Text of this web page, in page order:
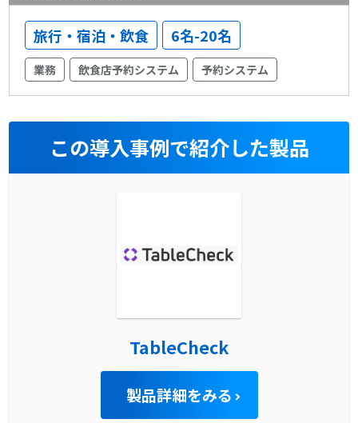
旅行・宿泊・飲食 6名-20名
業務 飲食店予約システム 予約システム
この導入事例で紹介した製品
TableCheck
製品詳細をみる